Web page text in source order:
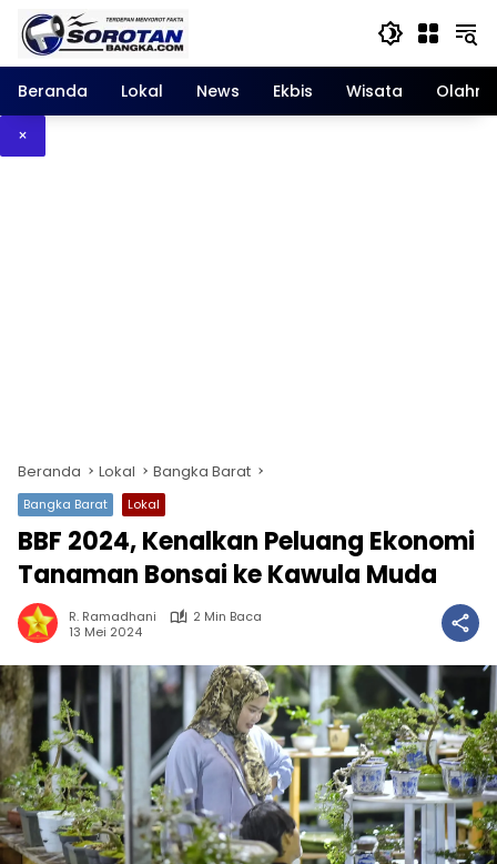
Langsung
konten
Beranda
Lokal News Ekbis Wisata
×
Beranda Lokal Bangka Barat
Bangka Barat Lokal
BBF 2024, Kenalkan Peluang Ekonomi
Tanaman Bonsai ke Kawula Muda
R. Ramadhani
2 Min Baca
13 Mei 2024